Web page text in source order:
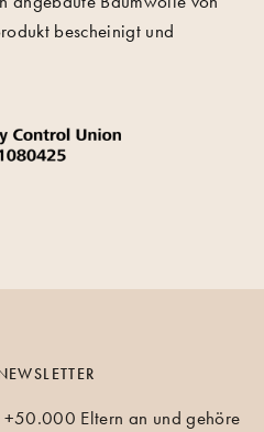
bescheinigt und
Eltern an und gehöre